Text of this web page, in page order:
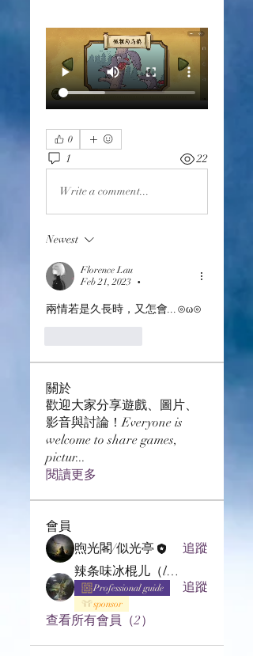
0
1 22
Write a comment...
Newest
Florence Lau
Feb 21, 2023
•
兩情若是久長時，又怎會...⊙ω⊙
關於
歡迎大家分享遊戲、圖片、
影音與討論！Everyone is
welcome to share games,
pictur...
閱讀更多
會員
煦光閣/似光亭
追蹤
辣条味冰棍儿（lof别玩了要氪金的）
Professional guide
sponsor
追蹤
查看所有會員（2）